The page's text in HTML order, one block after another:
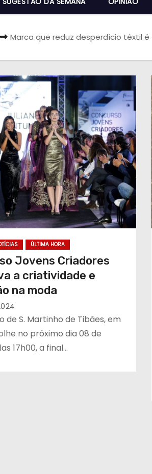
Marca que reduz desperdício têxtil é
ÚLTIMA HORA
Jovens Criadores
a criatividade e
na moda
de S. Martinho de Tibães, em
no próximo dia 08 de
17h00, a final…